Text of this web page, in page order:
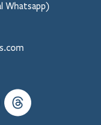
Whatsapp)